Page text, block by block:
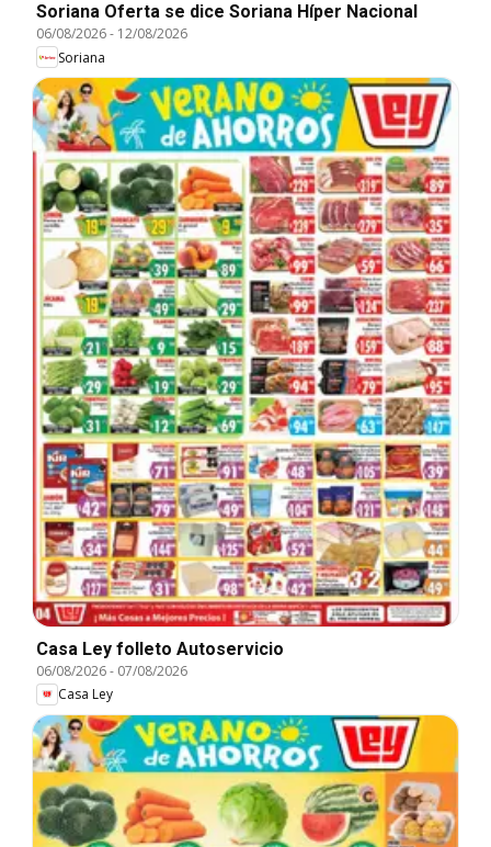
Soriana Oferta se dice Soriana Híper Nacional
06/08/2026- 12/08/2026
Soriana
Casa Ley folleto Autoservicio
06/08/2026- 07/08/2026
Casa Ley